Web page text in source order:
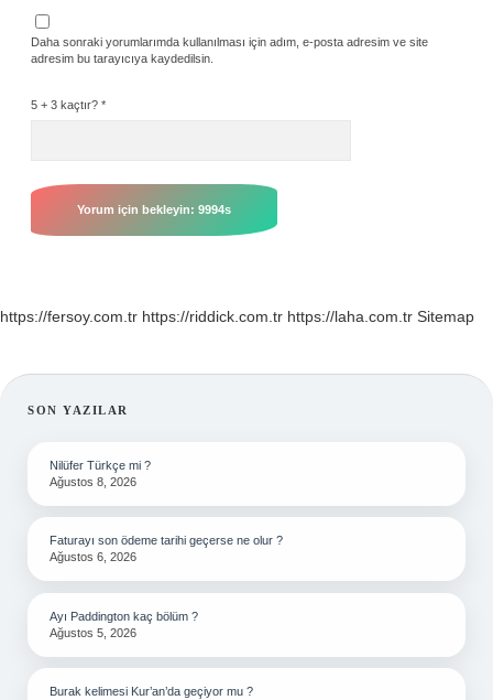
Daha sonraki yorumlarımda kullanılması için adım, e-posta adresim ve site
adresim bu tarayıcıya kaydedilsin.
5 + 3 kaçtır? *
https://fersoy.com.tr https://riddick.com.tr https://laha.com.tr Sitemap
SIDEBAR
SON YAZILAR
Nilüfer Türkçe mi ?
Ağustos 8, 2026
Faturayı son ödeme tarihi geçerse ne olur ?
Ağustos 6, 2026
Ayı Paddington kaç bölüm ?
Ağustos 5, 2026
Burak kelimesi Kur’an’da geçiyor mu ?